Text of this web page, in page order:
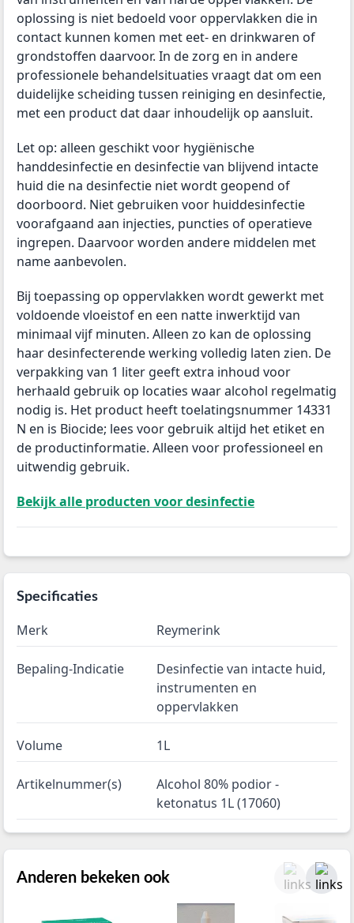
oplossing is niet bedoeld voor oppervlakken die in
contact kunnen komen met eet- en drinkwaren of
grondstoffen daarvoor. In de zorg en in andere
professionele behandelsituaties vraagt dat om een
duidelijke scheiding tussen reiniging en desinfectie,
met een product dat daar inhoudelijk op aansluit.
Let op: alleen geschikt voor hygiënische
handdesinfectie en desinfectie van blijvend intacte
huid die na desinfectie niet wordt geopend of
doorboord. Niet gebruiken voor huiddesinfectie
voorafgaand aan injecties, puncties of operatieve
ingrepen. Daarvoor worden andere middelen met
name aanbevolen.
Bij toepassing op oppervlakken wordt gewerkt met
voldoende vloeistof en een natte inwerktijd van
minimaal vijf minuten. Alleen zo kan de oplossing
haar desinfecterende werking volledig laten zien. De
verpakking van 1 liter geeft extra inhoud voor
herhaald gebruik op locaties waar alcohol regelmatig
nodig is. Het product heeft toelatingsnummer 14331
N en is Biocide; lees voor gebruik altijd het etiket en
de productinformatie. Alleen voor professioneel en
uitwendig gebruik.
Bekijk alle producten voor desinfectie
Specificaties
Merk Reymerink
Bepaling-Indicatie
Desinfectie van intacte huid,
instrumenten en
oppervlakken
Volume 1L
Artikelnummer(s)
Alcohol 80% podior -
ketonatus 1L (17060)
Anderen bekeken ook